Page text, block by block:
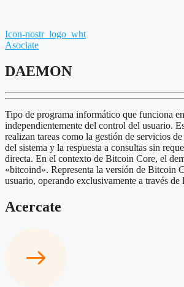
Icon-nostr_logo_wht
Asociate
DAEMON
Tipo de programa informático que funciona
independientemente del control del usuario.
realizan tareas como la gestión de servicios
del sistema y la respuesta a consultas sin
directa. En el contexto de Bitcoin Core, el
«bitcoind». Representa la versión de Bitcoin
usuario, operando exclusivamente a través de
Acercate